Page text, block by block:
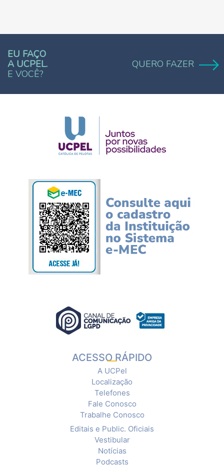
EU FAÇO
A UCPEL.
E VOCÊ?
QUERO FAZER
ACESSO RÁPIDO
A UCPel
Localização
Telefones
Fale Conosco
Trabalhe Conosco
Editais e Public. Oficiais
Vestibular
Notícias
Podcasts